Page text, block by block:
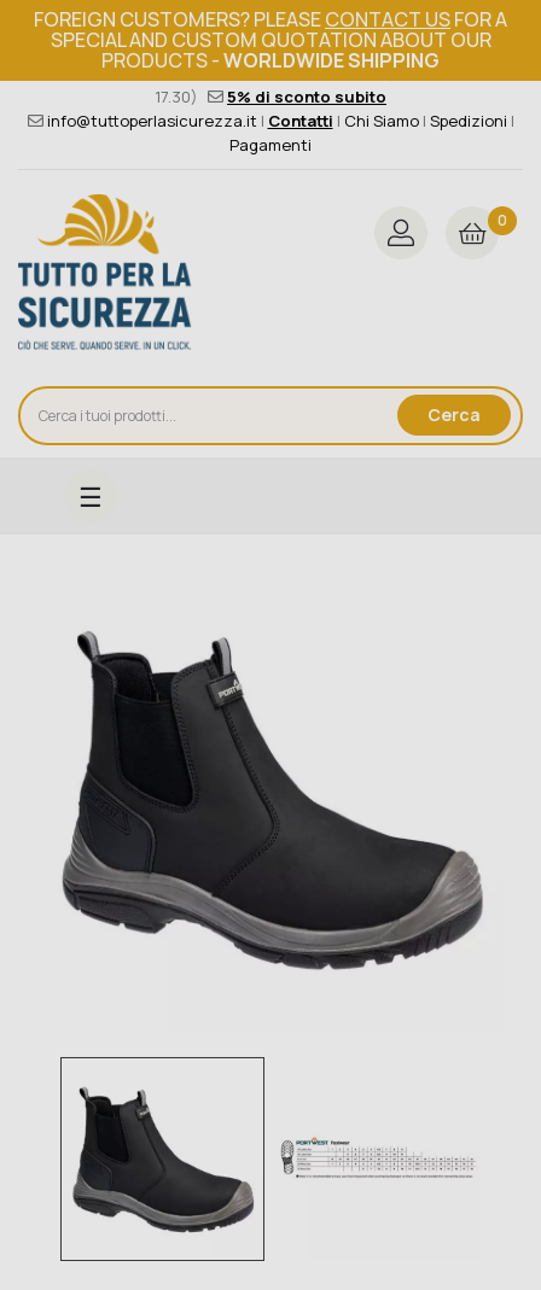
FOREIGN CUSTOMERS? PLEASECONTACT USFOR A
SPECIAL AND CUSTOM QUOTATION ABOUT OUR
PRODUCTS -WORLDWIDE SHIPPING
Ordine minimo 149€+iva 376 004 4000(Lun - Ven / 8.30 -
17.30)
5% di sconto subito
info@tuttoperlasicurezza.it | Contatti | Chi Siamo| Spedizioni |
Pagamenti
Cerca
0
navigazione
☰